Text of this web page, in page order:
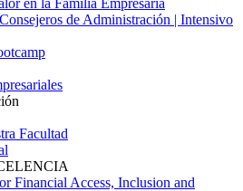
en la Familia Empresaria
de Administración | Intensivo
Facultad
Financial Access, Inclusion and